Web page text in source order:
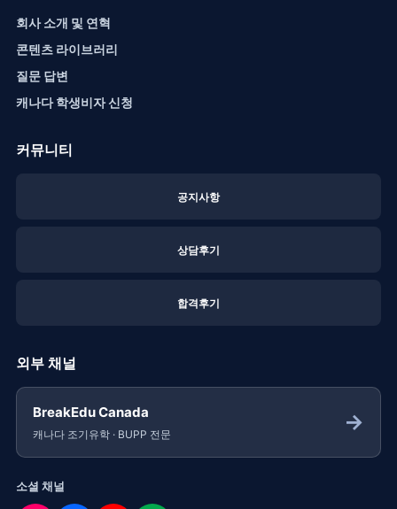
회사 소개 및 연혁
콘텐츠 라이브러리
질문 답변
캐나다 학생비자 신청
커뮤니티
공지사항
상담후기
합격후기
외부 채널
BreakEdu Canada
캐나다 조기유학 · BUPP 전문 →
소셜 채널